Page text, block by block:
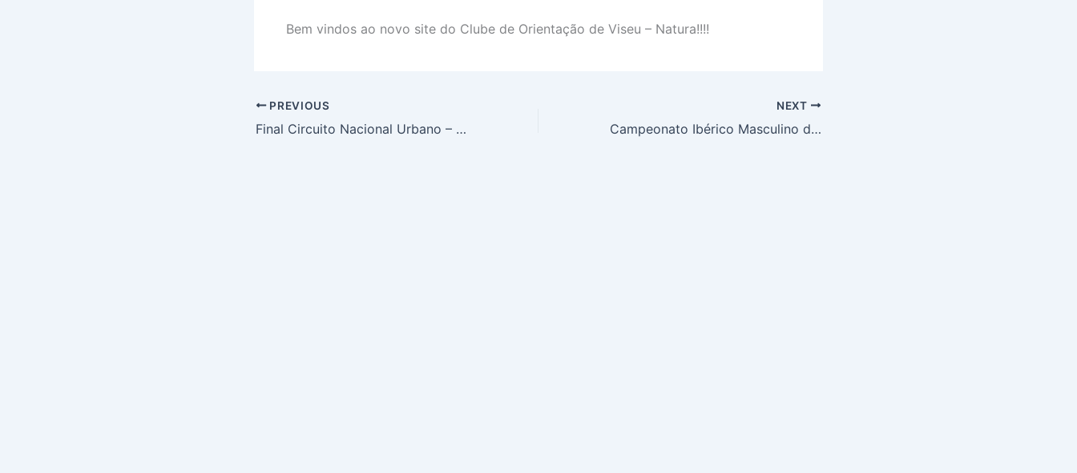
Bem vindos ao novo site do Clube de Orientação de Viseu – Natura!!!!
PREVIOUS
Final Circuito Nacional Urbano – Ana Pinto e Miguel Nóbrega em 3º lugar
NEXT
Campeonato Ibérico Masculino de Orientação 2015 – São Pedro do Sul